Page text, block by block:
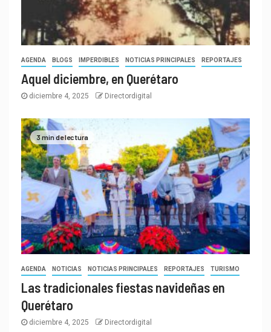
AGENDA BLOGS IMPERDIBLES NOTICIAS PRINCIPALES REPORTAJES
Aquel diciembre, en Querétaro
diciembre 4, 2025 Directordigital
3 min de lectura
AGENDA NOTICIAS NOTICIAS PRINCIPALES REPORTAJES TURISMO
Las tradicionales fiestas navideñas en
Querétaro
diciembre 4, 2025 Directordigital